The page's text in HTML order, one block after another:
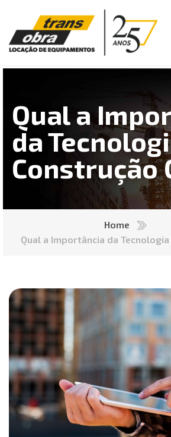
Qual a
da
Construção
Home
Qual a Importância da